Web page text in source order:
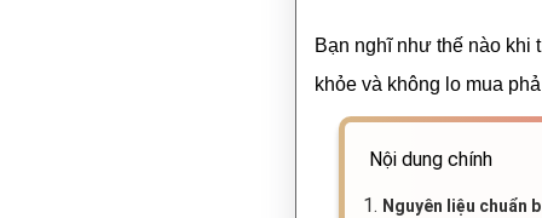
Bạn nghĩ như thế nào khi
khỏe và không lo mua
Nội dung chính
1. Nguyên liệu chuẩn